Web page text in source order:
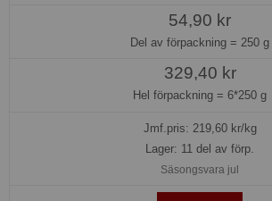
54,90 kr
Del av förpackning = 250 g
329,40 kr
Hel förpackning = 6*250 g
Jmf.pris: 219,60kr/kg
Lager: 11 del av förp.
Säsongsvara jul